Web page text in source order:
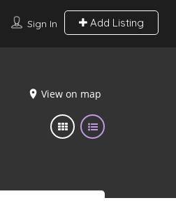
Sign In Add Listing
View on map